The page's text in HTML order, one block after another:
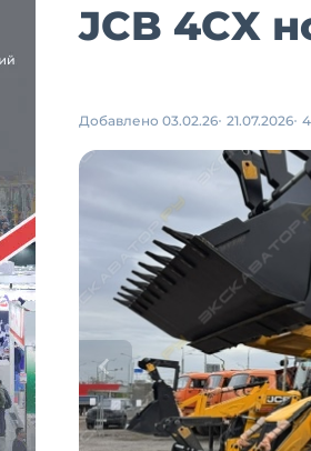
JCB 4CX
Добавлено 03.02.26 21.07.2026